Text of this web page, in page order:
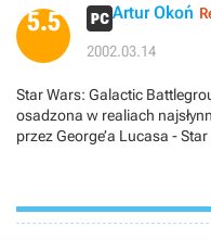
5.5 Artur Okoń
2002.03.14
Star Wars: Galactic
osadzona w realiach
przez George’a Lucasa -